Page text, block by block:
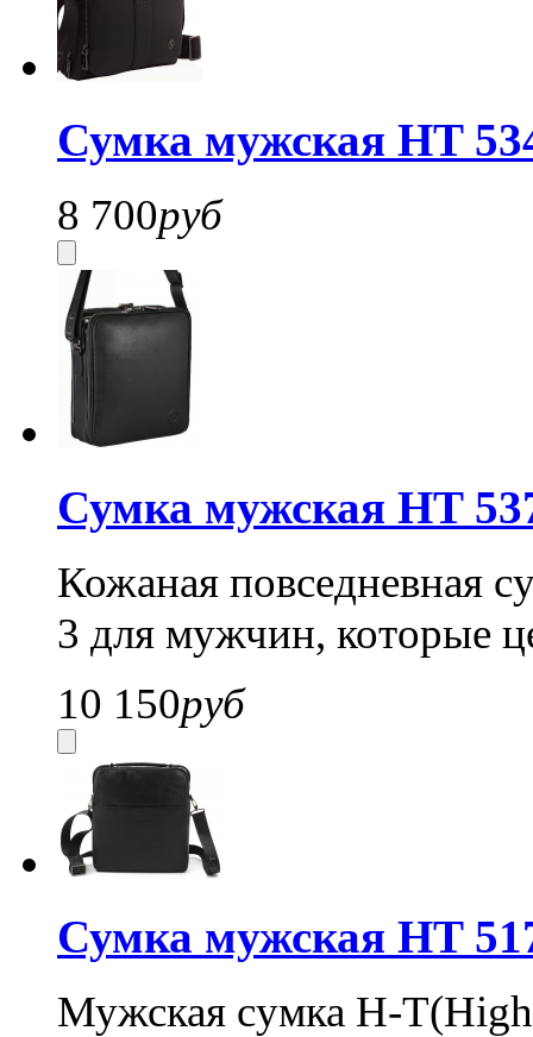
Сумка мужская HT
8 700руб
Сумка мужская HT
Кожаная повседневная
3 для мужчин, которые
10 150руб
Сумка мужская HT
Мужская сумка H-